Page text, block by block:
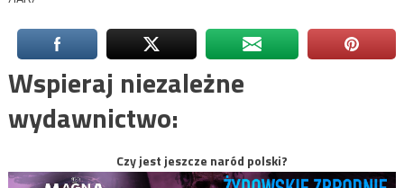
Wspieraj niezależne
wydawnictwo:
Czy jest jeszcze naród polski?